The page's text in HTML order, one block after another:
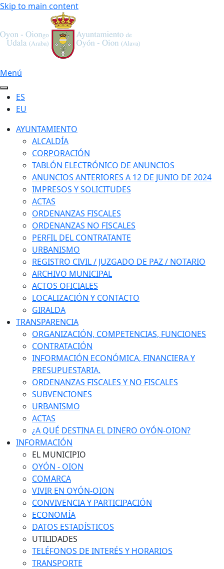
Skip to main content
Menú
ES
EU
AYUNTAMIENTO
ALCALDÍA
CORPORACIÓN
TABLÓN ELECTRÓNICO DE ANUNCIOS
ANUNCIOS ANTERIORES A 12 DE JUNIO DE 2024
IMPRESOS Y SOLICITUDES
ACTAS
ORDENANZAS FISCALES
ORDENANZAS NO FISCALES
PERFIL DEL CONTRATANTE
URBANISMO
REGISTRO CIVIL / JUZGADO DE PAZ / NOTARIO
ARCHIVO MUNICIPAL
ACTOS OFICIALES
LOCALIZACIÓN Y CONTACTO
GIRALDA
TRANSPARENCIA
ORGANIZACIÓN, COMPETENCIAS, FUNCIONES
CONTRATACIÓN
INFORMACIÓN ECONÓMICA, FINANCIERA Y
PRESUPUESTARIA.
ORDENANZAS FISCALES Y NO FISCALES
SUBVENCIONES
URBANISMO
ACTAS
¿A QUÉ DESTINA EL DINERO OYÓN-OION?
INFORMACIÓN
EL MUNICIPIO
OYÓN - OION
COMARCA
VIVIR EN OYÓN-OION
CONVIVENCIA Y PARTICIPACIÓN
ECONOMÍA
DATOS ESTADÍSTICOS
UTILIDADES
TELÉFONOS DE INTERÉS Y HORARIOS
TRANSPORTE